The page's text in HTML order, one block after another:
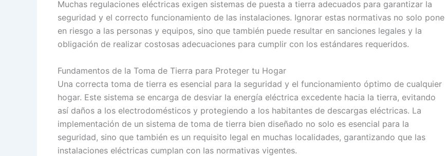
Muchas regulaciones eléctricas exigen sistemas de puesta a tierra adecuados para garantizar la
seguridad y el correcto funcionamiento de las instalaciones. Ignorar estas normativas no solo pone
en riesgo a las personas y equipos, sino que también puede resultar en sanciones legales y la
obligación de realizar costosas adecuaciones para cumplir con los estándares requeridos.
Fundamentos de la Toma de Tierra para Proteger tu Hogar
Una correcta toma de tierra es esencial para la seguridad y el funcionamiento óptimo de cualquier
hogar. Este sistema se encarga de desviar la energía eléctrica excedente hacia la tierra, evitando
así daños a los electrodomésticos y protegiendo a los habitantes de descargas eléctricas. La
implementación de un sistema de toma de tierra bien diseñado no solo es esencial para la
seguridad, sino que también es un requisito legal en muchas localidades, garantizando que las
instalaciones eléctricas cumplan con las normativas vigentes.